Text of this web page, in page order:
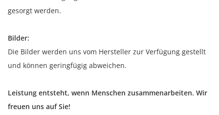
gesorgt werden.
Bilder:
Die Bilder werden uns vom Hersteller zur Verfügung gestellt
und können geringfügig abweichen.
Leistung entsteht, wenn Menschen zusammenarbeiten. Wir
freuen uns auf Sie!